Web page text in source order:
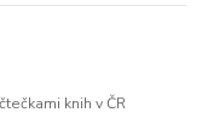
knih v ČR